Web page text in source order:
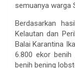
semuanya warga
Berdasarkan
Kelautan dan
Balai Karantina
6.800 ekor benih
benih bening